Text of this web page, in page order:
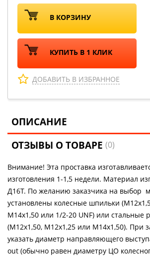
В КОРЗИНУ
КУПИТЬ В 1 КЛИК
ДОБАВИТЬ В ИЗБРАННОЕ
ОПИСАНИЕ
ОТЗЫВЫ О ТОВАРЕ(0)
Внимание! Эта проставка
изготовления 1-1,5 недели. Материал
Д16Т. По желанию заказчика на выбор
установлены колесные шпильки
М14х1,50 или 1/2-20 UNF) или стальные
(М12х1,50, М12х1,25 или М14х1,50). При
указать диаметр направляющего
out (обычно равен диаметру ЦО